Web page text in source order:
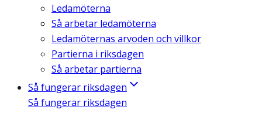
Ledamöterna
Så arbetar ledamöterna
Ledamöternas arvoden och villkor
Partierna i riksdagen
Så arbetar partierna
Så fungerar riksdagen
Så fungerar riksdagen